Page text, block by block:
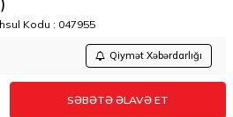
Kodu : 047955
Qiymət Xəbərdarlığı
SƏBƏTƏ ƏLAVƏ ET